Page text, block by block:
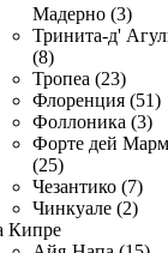
Мадерно (3)
Тринита-д'
(8)
Тропеа (23)
Флоренция (51)
Фоллоника (3)
Форте дей
(25)
Чезантико (7)
Чинкуале (2)
Кипре